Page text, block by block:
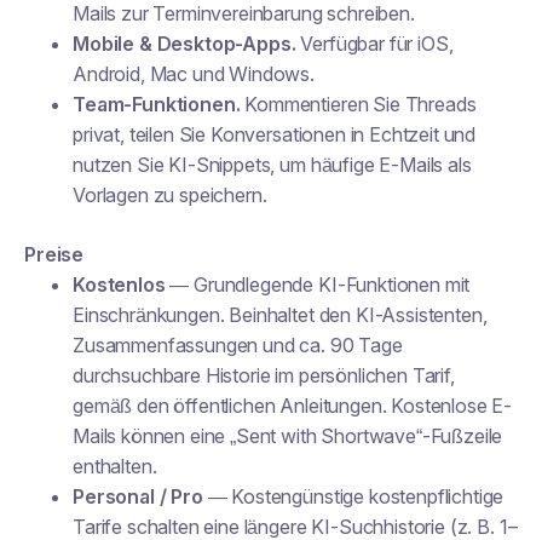
Mails zur Terminvereinbarung schreiben.
Mobile & Desktop-Apps. Verfügbar für iOS,
Android, Mac und Windows.
Team-Funktionen. Kommentieren Sie Threads
privat, teilen Sie Konversationen in Echtzeit und
nutzen Sie KI-Snippets, um häufige E-Mails als
Vorlagen zu speichern.
Preise
Kostenlos — Grundlegende KI-Funktionen mit
Einschränkungen. Beinhaltet den KI-Assistenten,
Zusammenfassungen und ca. 90 Tage
durchsuchbare Historie im persönlichen Tarif,
gemäß den öffentlichen Anleitungen. Kostenlose E-
Mails können eine „Sent with Shortwave“-Fußzeile
enthalten.
Personal / Pro — Kostengünstige kostenpflichtige
Tarife schalten eine längere KI-Suchhistorie (z. B. 1–